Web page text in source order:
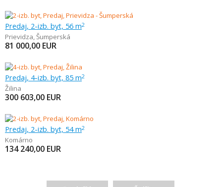
Predaj, 2-izb. byt, 56 m2
Prievidza,Šumperská
81 000,00 EUR
Predaj, 4-izb. byt, 85 m2
Žilina
300 603,00 EUR
Predaj, 2-izb. byt, 54 m2
Komárno
134 240,00 EUR